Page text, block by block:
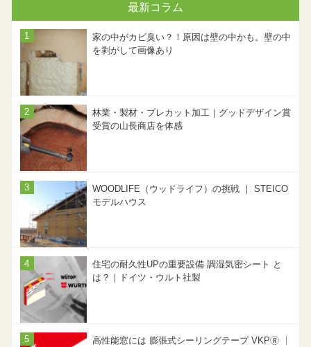
最新コラム
家の中がカビ臭い？！原因は壁の中かも。壁の中
を剥がして画像あり
林業・製材・プレカット加工｜グッドデザイン賞
受賞の山長商店を体感
WOODLIFE（ウッドライフ）の挑戦 ｜ STEICO
モデルハウス
住宅の耐久性UPの重要設備 調湿気密シート と
は？｜ドイツ・ウルト社製
高性能窓には 膨張式シーリングテープ VKP🄬 ｜